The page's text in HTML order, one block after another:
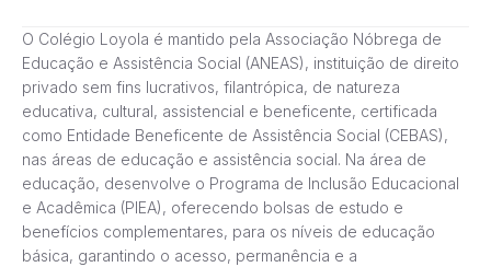
O Colégio Loyola é mantido pela Associação Nóbrega de
Educação e Assistência Social (ANEAS), instituição de direito
privado sem fins lucrativos, filantrópica, de natureza
educativa, cultural, assistencial e beneficente, certificada
como Entidade Beneficente de Assistência Social (CEBAS),
nas áreas de educação e assistência social. Na área de
educação, desenvolve o Programa de Inclusão Educacional
e Acadêmica (PIEA), oferecendo bolsas de estudo e
benefícios complementares, para os níveis de educação
básica, garantindo o acesso, permanência e a